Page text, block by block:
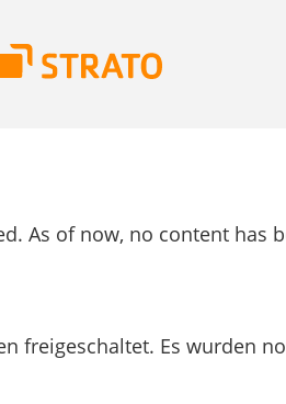
As of now, no content has
freigeschaltet. Es wurden